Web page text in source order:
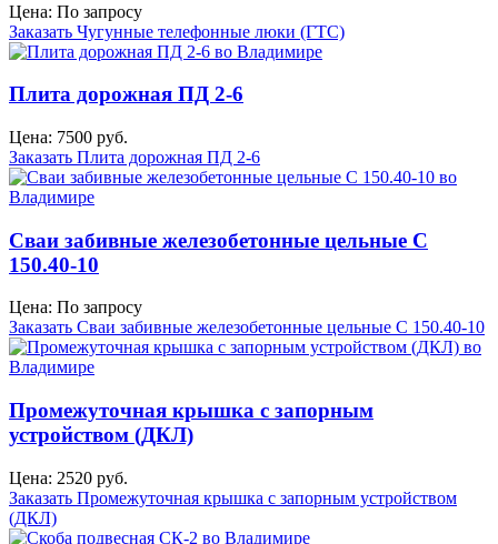
Цена: По запросу
Заказать Чугунные телефонные люки (ГТС)
Плита дорожная ПД 2-6
Цена: 7500 руб.
Заказать Плита дорожная ПД 2-6
Сваи забивные железобетонные цельные С
150.40-10
Цена: По запросу
Заказать Сваи забивные железобетонные цельные С 150.40-10
Промежуточная крышка с запорным
устройством (ДКЛ)
Цена: 2520 руб.
Заказать Промежуточная крышка с запорным устройством
(ДКЛ)